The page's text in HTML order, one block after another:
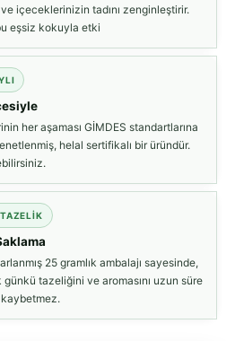
içeceklerinizin tadını zenginleştirir.
eşsiz kokuyla etki
her aşaması GİMDES standartlarına
helal sertifikalı bir üründür.
25 gramlık ambalajı sayesinde,
günkü tazeliğini ve aromasını uzun süre